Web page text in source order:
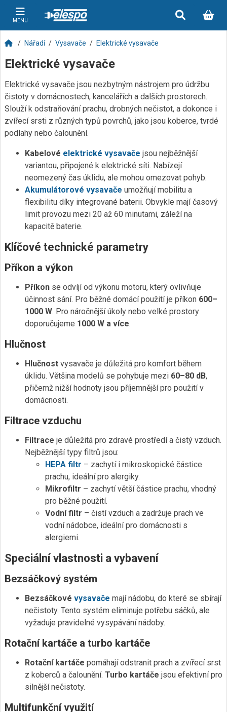
MENU
Nářadí Vysavače Elektrické vysavače
Elektrické vysavače
Elektrické vysavače jsou nezbytným nástrojem pro údržbu
čistoty v domácnostech, kancelářích a dalších prostorech.
Slouží k odstraňování prachu, drobných nečistot, a dokonce i
zvířecí srsti z různých typů povrchů, jako jsou koberce, tvrdé
podlahy nebo čalounění.
Kabelové elektrické vysavače jsou nejběžnější
variantou, připojené k elektrické síti. Nabízejí
neomezený čas úklidu, ale mohou omezovat pohyb.
Akumulátorové vysavače umožňují mobilitu a
flexibilitu díky integrované baterii. Obvykle mají časový
limit provozu mezi 20 až 60 minutami, záleží na
kapacitě baterie.
Klíčové technické parametry
Příkon a výkon
Příkon se odvíjí od výkonu motoru, který ovlivňuje
účinnost sání. Pro běžné domácí použití je příkon 600–
1000 W. Pro náročnější úkoly nebo velké prostory
doporučujeme 1000 W a více.
Hlučnost
Hlučnost vysavače je důležitá pro komfort během
úklidu. Většina modelů se pohybuje mezi 60–80 dB,
přičemž nižší hodnoty jsou příjemnější pro použití v
domácnosti.
Filtrace vzduchu
Filtrace je důležitá pro zdravé prostředí a čistý vzduch.
Nejběžnější typy filtrů jsou:
HEPA filtr – zachytí i mikroskopické částice
prachu, ideální pro alergiky.
Mikrofiltr – zachytí větší částice prachu, vhodný
pro běžné použití.
Vodní filtr – čistí vzduch a zadržuje prach ve
vodní nádobce, ideální pro domácnosti s
alergiemi.
Speciální vlastnosti a vybavení
Bezsáčkový systém
Bezsáčkové vysavače mají nádobu, do které se sbírají
nečistoty. Tento systém eliminuje potřebu sáčků, ale
vyžaduje pravidelné vysypávání nádoby.
Rotační kartáče a turbo kartáče
Rotační kartáče pomáhají odstranit prach a zvířecí srst
z koberců a čalounění. Turbo kartáče jsou efektivní pro
silnější nečistoty.
Multifunkční využití